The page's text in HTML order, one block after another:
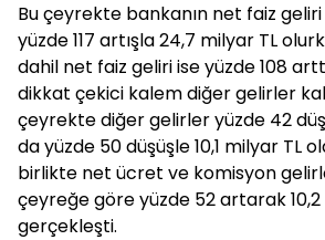
Bu çeyrekte bankanın net faiz
yüzde 117 artışla 24,7 milyar TL
dahil net faiz geliri ise yüzde 108
dikkat çekici kalem diğer gelirler
çeyrekte diğer gelirler yüzde 42
da yüzde 50 düşüşle 10,1 milyar TL
birlikte net ücret ve komisyon
çeyreğe göre yüzde 52 artarak
gerçekleşti.